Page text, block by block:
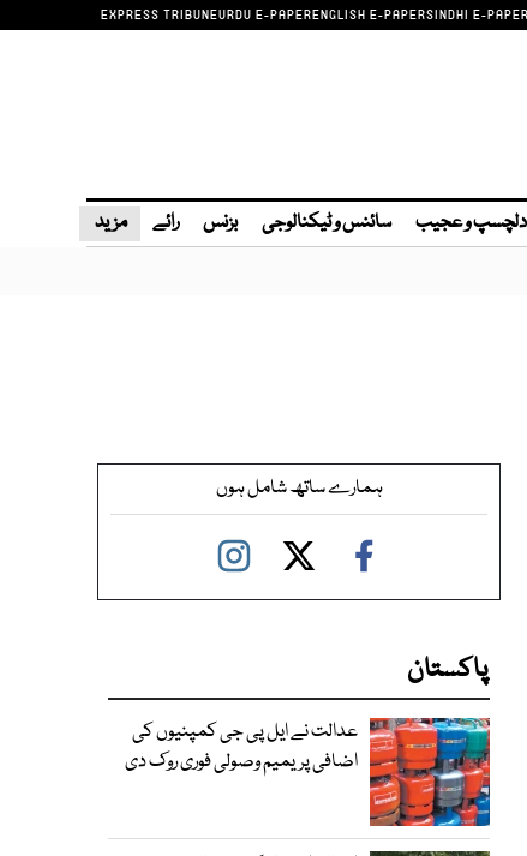
EXPRESS TRIBUNEURDU E-PAPERENGLISH E-PAPERSINDHI E-PAPER
دلچسپ و عجیب سائنس و ٹیکنالوجی بزنس رائے مزید
ہمارے ساتھ شامل ہوں
پاکستان
عدالت نے ایل پی جی کمپنیوں کی
اضافی پریمیم وصولی فوری روک دی